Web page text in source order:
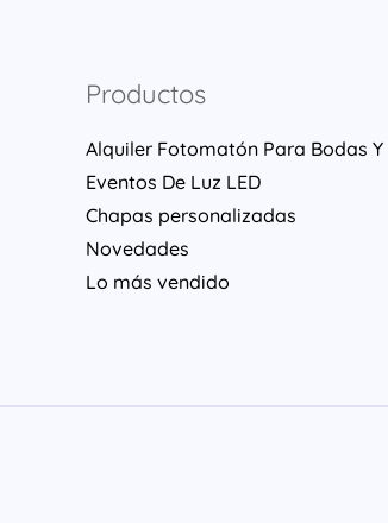
Productos
Alquiler Fotomatón Para Bodas Y
Eventos De Luz LED
Chapas personalizadas
Novedades
Lo más vendido